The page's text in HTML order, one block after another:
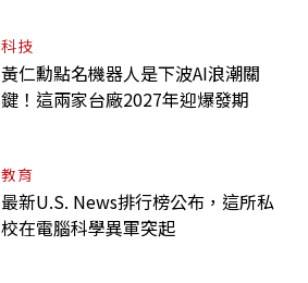
科技
黃仁勳點名機器人是下波AI浪潮關
鍵！這兩家台廠2027年迎爆發期
教育
最新U.S. News排行榜公布，這所私
校在電腦科學異軍突起